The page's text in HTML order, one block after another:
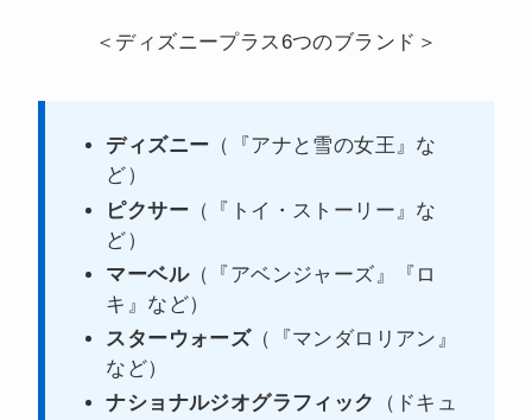
＜ディズニープラス6つのブランド＞
ディズニー （『アナと雪の女王』な
ど）
ピクサー（『トイ・ストーリー』な
ど）
マーベル（『アベンジャーズ』『ロ
キ』など）
スターウォーズ（『マンダロリアン』
など）
ナショナルジオグラフィック
（ドキュ